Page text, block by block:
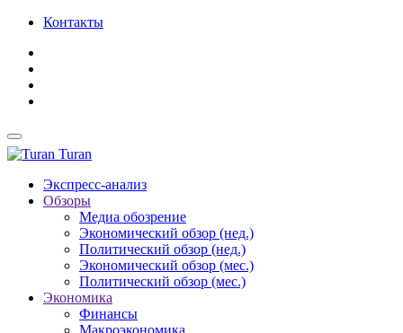
Контакты
Turan
Экспресс-анализ
Обзоры
Медиа обозрение
Экономический обзор (нед.)
Политический обзор (нед.)
Экономический обзор (мес.)
Политический обзор (мес.)
Экономика
Финансы
Макроэкономика